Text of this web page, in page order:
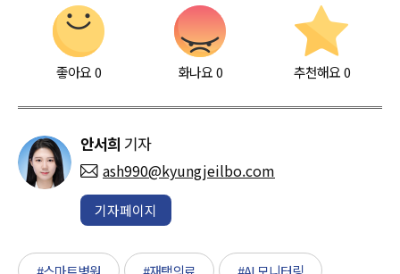
좋아요0 화나요0 추천해요 0
안서희 기자
ash990@kyungjeilbo.com
기자페이지